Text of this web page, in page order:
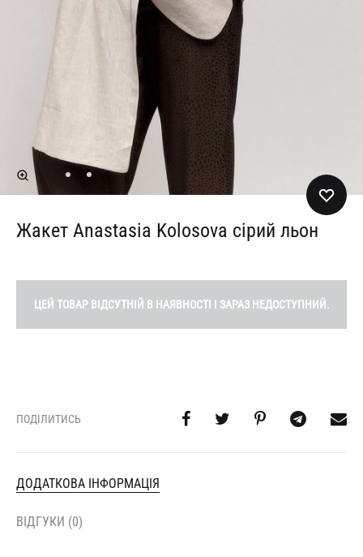
Жакет Anastasia Kolosova сірий льон
ЦЕЙ ТОВАР ВІДСУТНІЙ В НАЯВНОСТІ І ЗАРАЗ НЕДОСТУПНИЙ.
ПОДІЛИТИСЬ
ДОДАТКОВА ІНФОРМАЦІЯ
ВІДГУКИ (0)